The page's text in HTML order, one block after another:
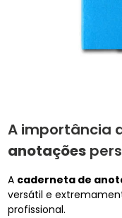
A importância
anotações
A caderneta de
versátil e
profissional.